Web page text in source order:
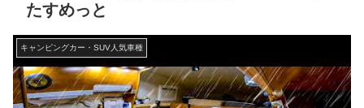
たすめっと
キャンピングカー・SUV人気車種